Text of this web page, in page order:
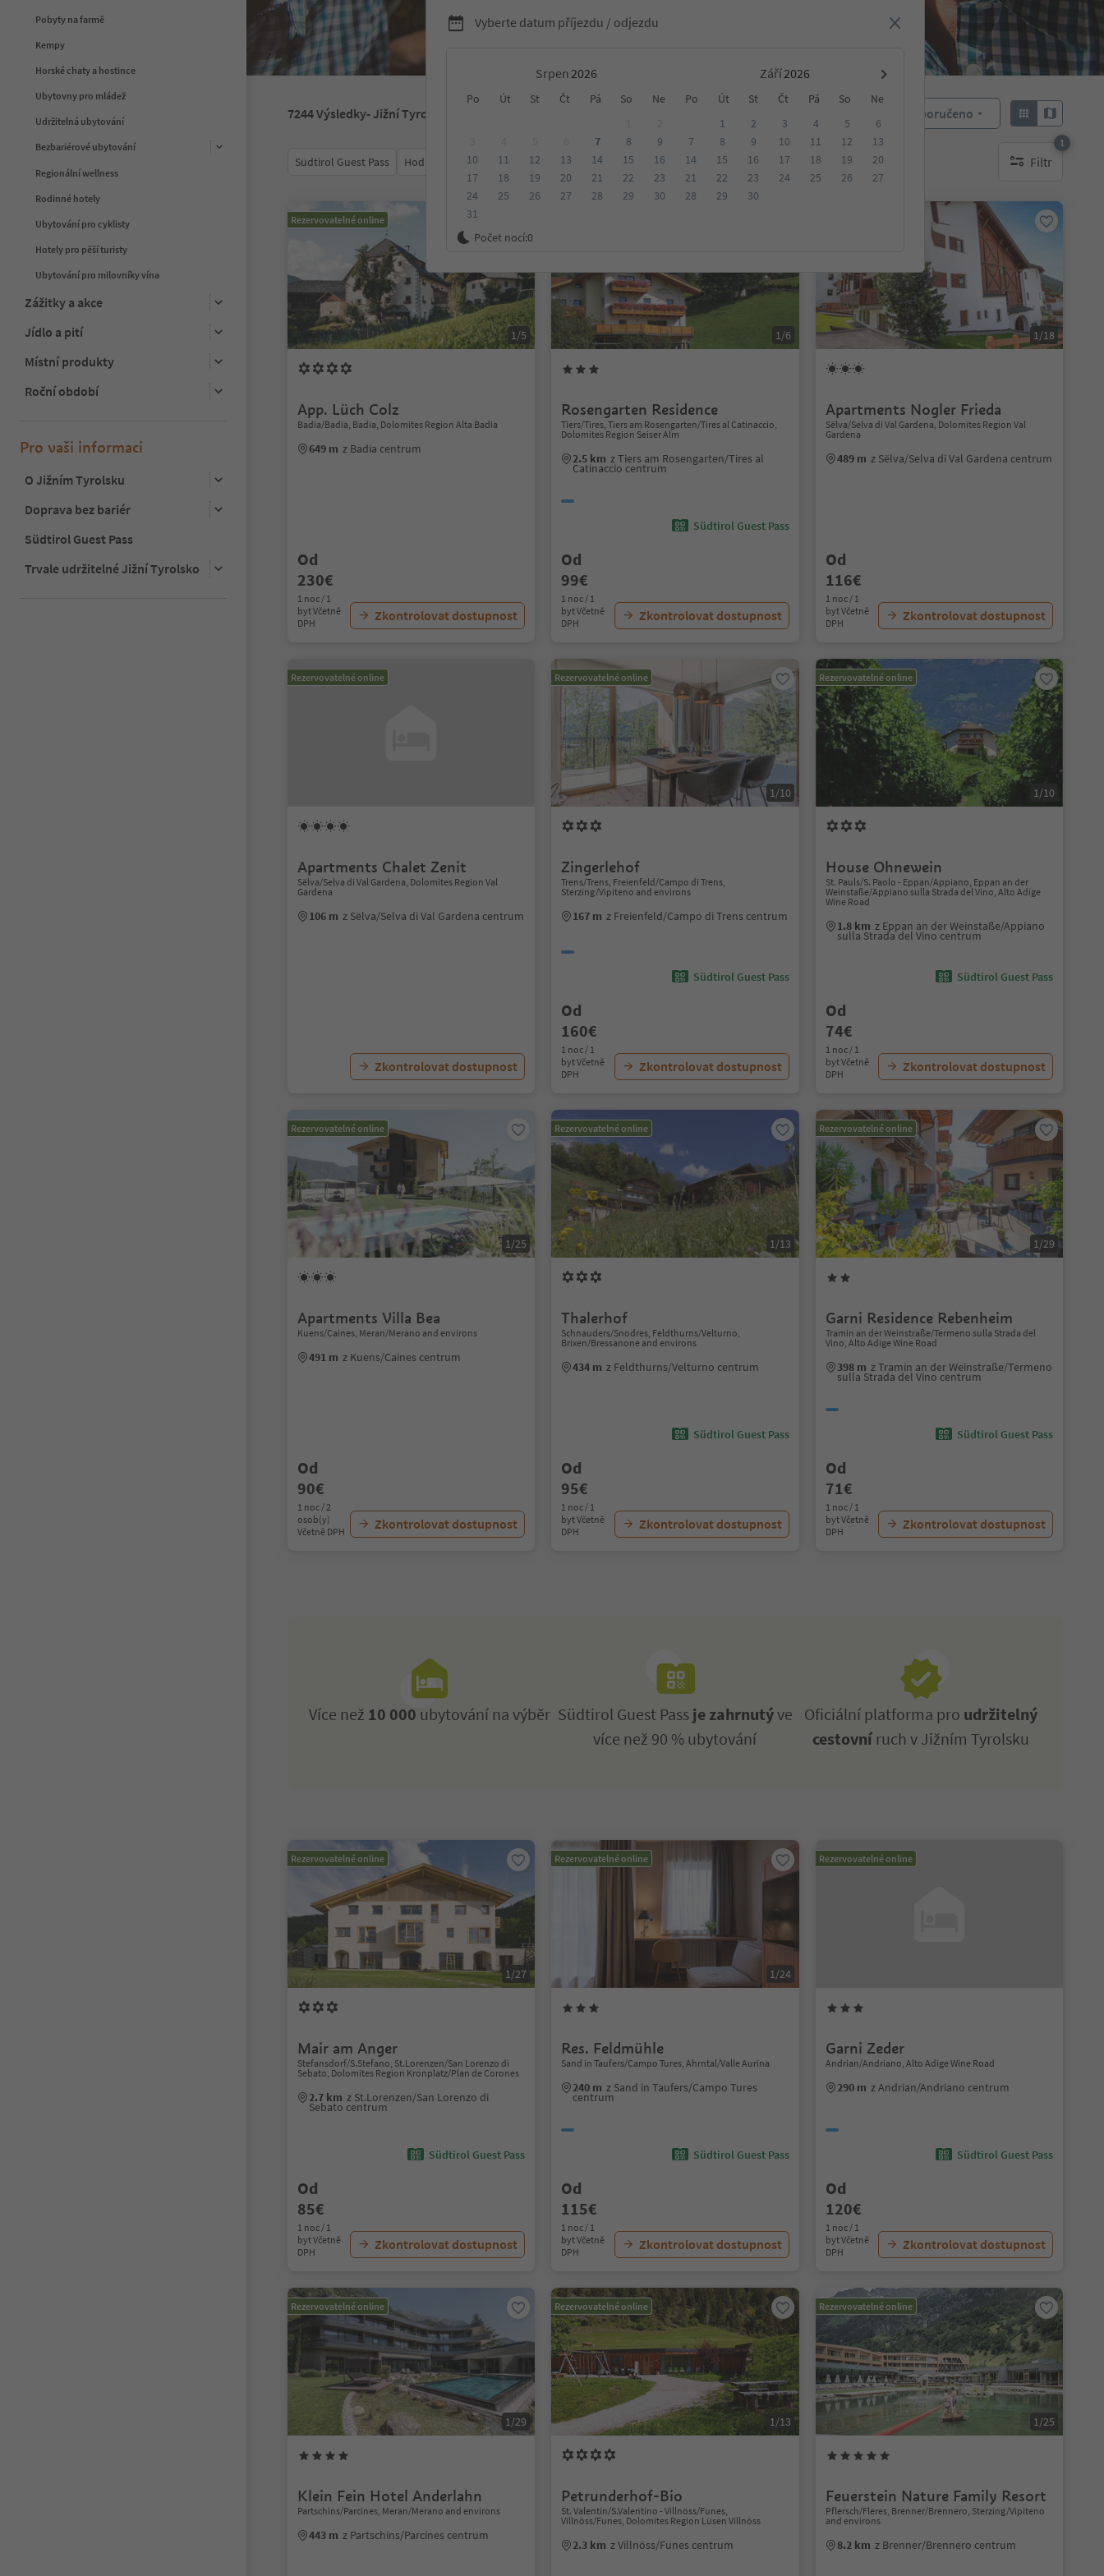
Pobyty na farmě
Kempy
Horské chaty a hostince
Ubytovny pro mládež
Udržitelná ubytování
Bezbariérové ubytování
Regionální wellness
Rodinné hotely
Ubytování pro cyklisty
Hotely pro pěší turisty
Ubytování pro milovníky vína
Zážitky a akce
Jídlo a pití
Místní produkty
Roční období
Pro vaši informaci
O Jižním Tyrolsku
Doprava bez bariér
Südtirol Guest Pass
Trvale udržitelné Jižní Tyrolsko
Vyberte datum příjezdu / odjezdu
Srpen Září
Po Út St Čt Pá So Ne Po Út St Čt Pá So
Ne
7 8
9
10
11 12 13 14 15
16
17
18 19 20 21 22
23
24
25 26 27 28 29
30
31
1 2 3 4 5
6
7
8 9 10 11 12
13
14
15 16 17 18 19
20
21
22 23 24 25 26
27
28
29 30
Počet nocí:0
7244Výsledky- Jižní Tyrolsko Doporučeno
Südtirol Guest Pass Hodnocení Kategorie Zpracovává Udržitelné ubytování Filtr
1
1 aktywny filtr
Rezervovatelné online
1/5
App. Lüch Colz
Badia/Badia, Badia, Dolomites Region Alta Badia
649 m z Badia centrum
Od
230€
1 noc / 1
byt Včetně
DPH
Zkontrolovat dostupnost
1/6
Rosengarten Residence
Tiers/Tires, Tiers am Rosengarten/Tires al Catinaccio,
Dolomites Region Seiser Alm
2.5 km z Tiers am Rosengarten/Tires al
Catinaccio centrum
Südtirol Guest Pass
Od
99€
1 noc / 1
byt Včetně
DPH
Zkontrolovat dostupnost
1/18
Apartments Nogler Frieda
Sëlva/Selva di Val Gardena, Dolomites Region Val
Gardena
489 m z Sëlva/Selva di Val Gardena centrum
Od
116€
1 noc / 1
byt Včetně
DPH
Zkontrolovat dostupnost
Rezervovatelné online
Apartments Chalet Zenit
Sëlva/Selva di Val Gardena, Dolomites Region Val
Gardena
106 m z Sëlva/Selva di Val Gardena centrum
Zkontrolovat dostupnost
Rezervovatelné online
1/10
Zingerlehof
Trens/Trens, Freienfeld/Campo di Trens,
Sterzing/Vipiteno and environs
167 m z Freienfeld/Campo di Trens centrum
Südtirol Guest Pass
Od
160€
1 noc / 1
byt Včetně
DPH
Zkontrolovat dostupnost
Rezervovatelné online
1/10
House Ohnewein
St. Pauls/S. Paolo - Eppan/Appiano, Eppan an der
Weinstaße/Appiano sulla Strada del Vino, Alto Adige
Wine Road
1.8 km z Eppan an der Weinstaße/Appiano
sulla Strada del Vino centrum
Südtirol Guest Pass
Od
74€
1 noc / 1
byt Včetně
DPH
Zkontrolovat dostupnost
Rezervovatelné online
1/25
Apartments Villa Bea
Kuens/Caines, Meran/Merano and environs
491 m z Kuens/Caines centrum
Od
90€
1 noc / 2
osob(y)
Včetně DPH
Zkontrolovat dostupnost
Rezervovatelné online
1/13
Thalerhof
Schnauders/Snodres, Feldthurns/Velturno,
Brixen/Bressanone and environs
434 m z Feldthurns/Velturno centrum
Südtirol Guest Pass
Od
95€
1 noc / 1
byt Včetně
DPH
Zkontrolovat dostupnost
Rezervovatelné online
1/29
Garni Residence Rebenheim
Tramin an der Weinstraße/Termeno sulla Strada del
Vino, Alto Adige Wine Road
398 m z Tramin an der Weinstraße/Termeno
sulla Strada del Vino centrum
Südtirol Guest Pass
Od
71€
1 noc / 1
byt Včetně
DPH
Zkontrolovat dostupnost
Více než 10 000 ubytování na výběr Südtirol Guest Passje zahrnutýve
více než 90 % ubytování
Oficiální platforma pro udržitelný
cestovníruch v Jižním Tyrolsku
Rezervovatelné online
1/27
Mair am Anger
Stefansdorf/S.Stefano, St.Lorenzen/San Lorenzo di
Sebato, Dolomites Region Kronplatz/Plan de Corones
2.7 km z St.Lorenzen/San Lorenzo di
Sebato centrum
Südtirol Guest Pass
Od
85€
1 noc / 1
byt Včetně
DPH
Zkontrolovat dostupnost
Rezervovatelné online
1/24
Res. Feldmühle
Sand in Taufers/Campo Tures, Ahrntal/Valle Aurina
240 m z Sand in Taufers/Campo Tures
centrum
Südtirol Guest Pass
Od
115€
1 noc / 1
byt Včetně
DPH
Zkontrolovat dostupnost
Rezervovatelné online
Garni Zeder
Andrian/Andriano, Alto Adige Wine Road
290 m z Andrian/Andriano centrum
Südtirol Guest Pass
Od
120€
1 noc / 1
byt Včetně
DPH
Zkontrolovat dostupnost
Rezervovatelné online
1/29
Klein Fein Hotel Anderlahn
Partschins/Parcines, Meran/Merano and environs
443 m z Partschins/Parcines centrum
Rezervovatelné online
1/13
Petrunderhof-Bio
St. Valentin/S.Valentino - Villnöss/Funes,
Villnöss/Funes, Dolomites Region Lüsen Villnöss
2.3 km z Villnöss/Funes centrum
Rezervovatelné online
1/25
Feuerstein Nature Family Resort
Pflersch/Fleres, Brenner/Brennero, Sterzing/Vipiteno
and environs
8.2 km z Brenner/Brennero centrum